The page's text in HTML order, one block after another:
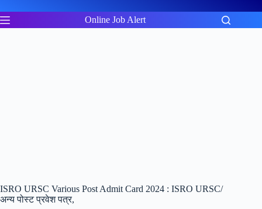
to
content
Online Job Alert
ISRO URSC Various Post Admit Card 2024 : ISRO URSC/
अन्य पोस्ट प्रवेश पत्र,